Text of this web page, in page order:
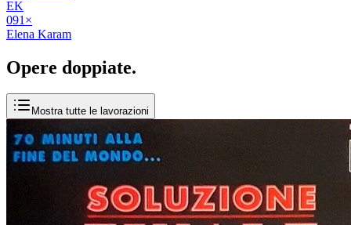
EK
091 ×
Elena Karam
Opere doppiate.
Mostra tutte le lavorazioni